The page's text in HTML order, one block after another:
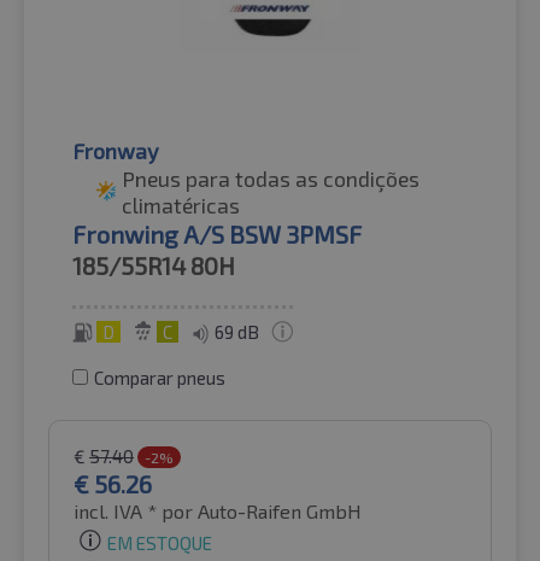
Fronway
Pneus para todas as condições
climatéricas
Fronwing A/S BSW 3PMSF
185/55R14 80H
D C 69 dB
Comparar pneus
€ 57.40 -2%
€ 56.26
incl. IVA * por Auto-Raifen GmbH
EM ESTOQUE